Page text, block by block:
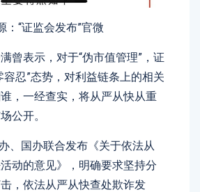
：“证监会发布”官微
曾表示，对于“伪市值管理”，证
容忍”态势，对利益链条上的相关
，一经查实，将从严从快从重
公开。
、国办联合发布《关于依法从
动的意见》，明确要求坚持分
，依法从严从快查处欺诈发